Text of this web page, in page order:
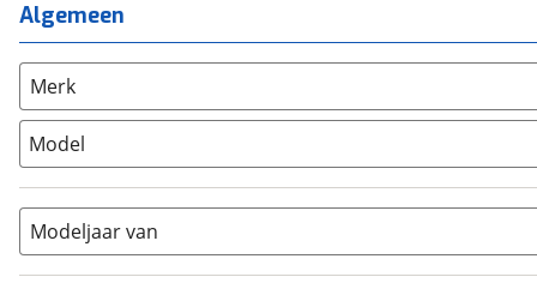
Mountainbike
Overig (0)
Racefiets
Stadsfiets (15)
Tandem
Vouwfiets (0)
Algemeen
Merk
Model
Modeljaar van